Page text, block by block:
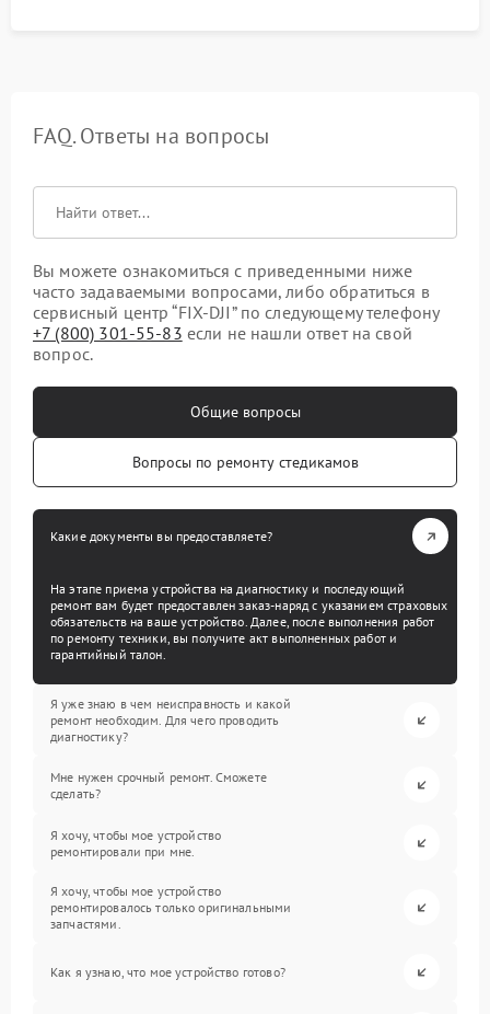
FAQ. Ответы на вопросы
Вы можете ознакомиться с приведенными ниже
часто задаваемыми вопросами, либо обратиться в
сервисный центр “FIX-DJI” по следующему телефону
+7 (800) 301-55-83 если не нашли ответ на свой
вопрос.
Общие вопросы
Вопросы по ремонту стедикамов
Какие документы вы предоставляете?
На этапе приема устройства на диагностику и последующий
ремонт вам будет предоставлен заказ-наряд с указанием страховых
обязательств на ваше устройство. Далее, после выполнения работ
по ремонту техники, вы получите акт выполненных работ и
гарантийный талон.
Я уже знаю в чем неисправность и какой
ремонт необходим. Для чего проводить
диагностику?
Мне нужен срочный ремонт. Сможете
сделать?
Я хочу, чтобы мое устройство
ремонтировали при мне.
Я хочу, чтобы мое устройство
ремонтировалось только оригинальными
запчастями.
Как я узнаю, что мое устройство готово?